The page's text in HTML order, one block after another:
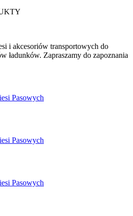
i akcesoriów transportowych do
ładunków. Zapraszamy do zapoznania